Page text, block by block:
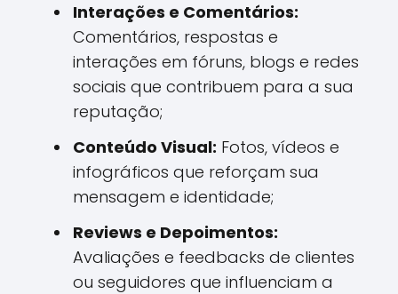
Interações e Comentários:
Comentários, respostas e
interações em fóruns, blogs e redes
sociais que contribuem para a sua
reputação;
Conteúdo Visual: Fotos, vídeos e
infográficos que reforçam sua
mensagem e identidade;
Reviews e Depoimentos:
Avaliações e feedbacks de clientes
ou seguidores que influenciam a